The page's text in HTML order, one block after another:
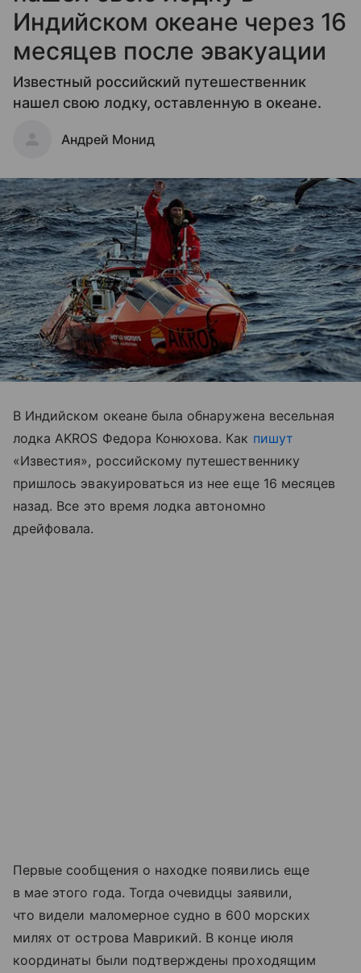
Индийском океане через 16
месяцев после эвакуации
Известный российский путешественник
нашел свою лодку, оставленную в океане.
Андрей Монид
В Индийском океане была обнаружена весельная
лодка AKROS Федора Конюхова. Как пишут
«Известия», российскому путешественнику
пришлось эвакуироваться из нее еще 16 месяцев
назад. Все это время лодка автономно
дрейфовала.
Первые сообщения о находке появились еще
в мае этого года. Тогда очевидцы заявили,
что видели маломерное судно в 600 морских
милях от острова Маврикий. В конце июля
координаты были подтверждены проходящим